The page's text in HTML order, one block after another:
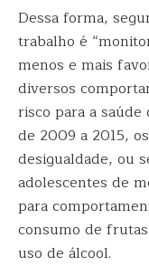
Dessa forma,
trabalho é
menos e mais
diversos
risco para a saúde
de 2009 a 2015,
desigualdade, ou
adolescentes de
para
consumo de
uso de álcool.